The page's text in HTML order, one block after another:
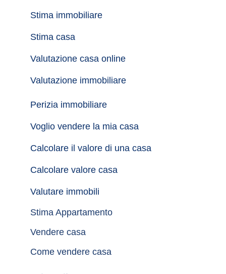
Stima immobiliare
Stima casa
Valutazione casa online
Valutazione immobiliare
Perizia immobiliare
Stima Appartamento
Vendere casa
Come vendere casa
Voglio vendere la mia casa
Calcolare il valore di una casa
Calcolare valore casa
Valutare immobili